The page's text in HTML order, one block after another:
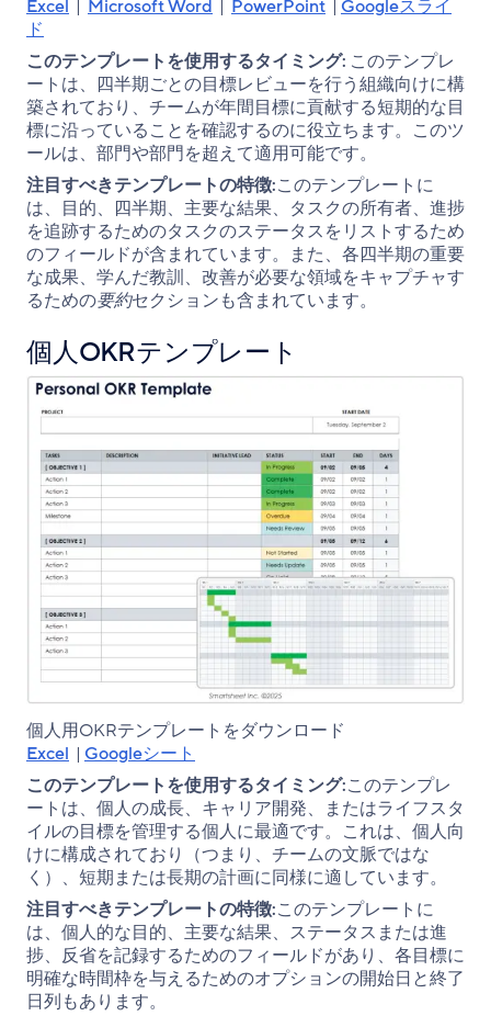
Excel Microsoft Word PowerPoint
Googleスライ
ド
このテンプレートを使用するタイミング: このテンプレ
ートは、四半期ごとの目標レビューを行う組織向けに構
築されており、チームが年間目標に貢献する短期的な目
標に沿っていることを確認するのに役立ちます。このツ
ールは、部門や部門を超えて適用可能です。
注目すべきテンプレートの特徴:このテンプレートに
は、目的、四半期、主要な結果、タスクの所有者、進捗
を追跡するためのタスクのステータスをリストするため
のフィールドが含まれています。また、各四半期の重要
な成果、学んだ教訓、改善が必要な領域をキャプチャす
るための要約セクションも含まれています。
個人OKRテンプレート
個人用OKRテンプレートをダウンロード
Excel | Googleシート
このテンプレートを使用するタイミング:このテンプレ
ートは、個人の成長、キャリア開発、またはライフスタ
イルの目標を管理する個人に最適です。これは、個人向
けに構成されており（つまり、チームの文脈ではな
く）、短期または長期の計画に同様に適しています。
注目すべきテンプレートの特徴:このテンプレートに
は、個人的な目的、主要な結果、ステータスまたは進
捗、反省を記録するためのフィールドがあり、各目標に
明確な時間枠を与えるためのオプションの開始日と終了
日列もあります。